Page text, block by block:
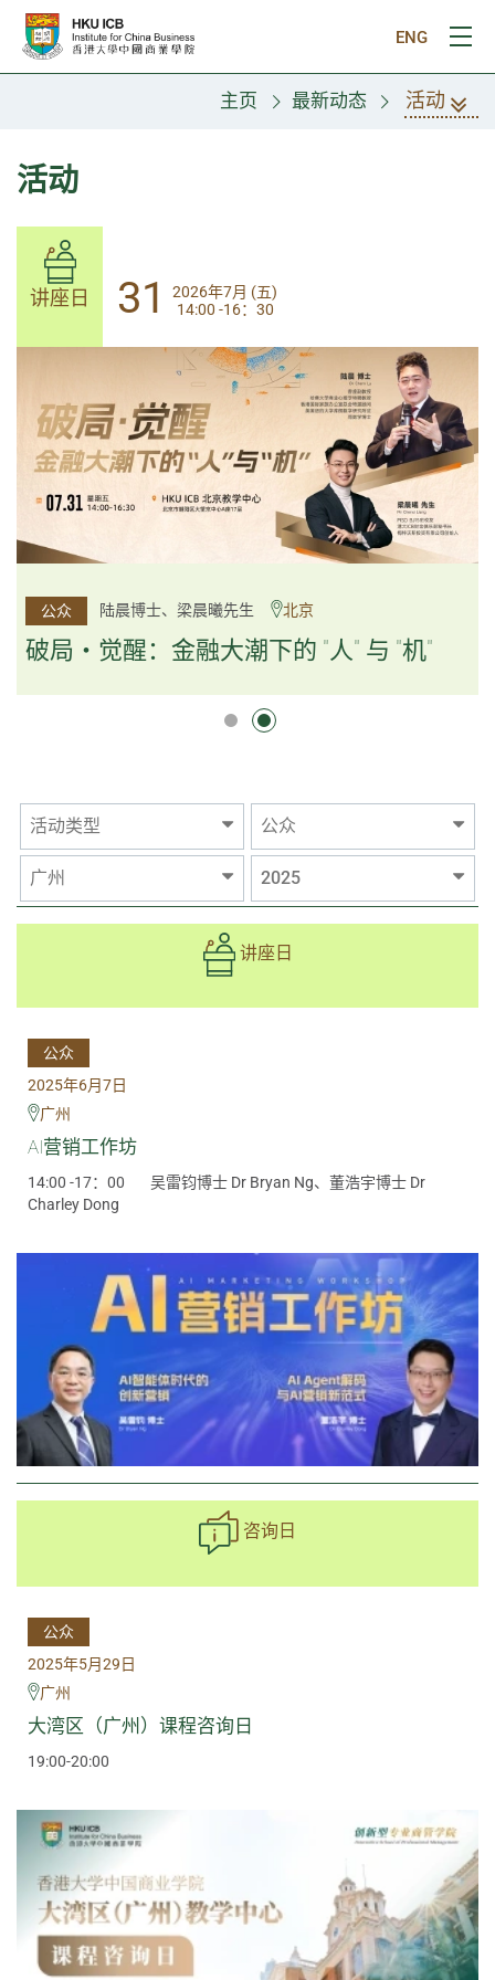
跳往主要内容
ENG
打
主页 最新动态 活动
活动
讲座日 31
2026年7月 (五)
14:00-17:30
公众 杨文斌先生、邱良弼先生 广州
逻辑×算法：重塑资产配置内核
逻辑×算法：重塑资产配置内核
讲座日 31
2026年7月 (五)
14:00 -16：30
公众 陆晨博士、梁晨曦先生 北京
破局・觉醒：金融大潮下的 "人" 与 "机"
活动类型 公众
广州 2025
讲座日
公众
2025年6月7日
广州
AI营销工作坊
14:00 -17：00
吴雷钧博士 Dr Bryan Ng、董浩宇博士 Dr
Charley Dong
咨询日
公众
2025年5月29日
广州
大湾区（广州）课程咨询日
19:00-20:00